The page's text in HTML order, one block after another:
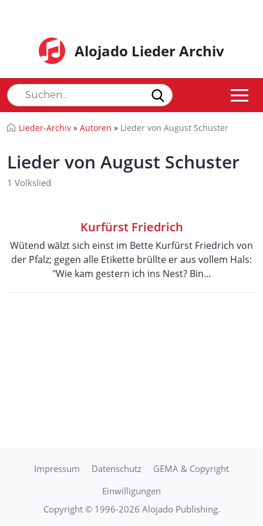
Alojado Lieder Archiv
Lieder-Archiv » Autoren » Lieder von August Schuster
Lieder von August Schuster
1 Volkslied
Kurfürst Friedrich
Wütend wälzt sich einst im Bette Kurfürst Friedrich von
der Pfalz; gegen alle Etikette brüllte er aus vollem Hals:
"Wie kam gestern ich ins Nest? Bin...
Impressum Datenschutz
GEMA & Copyright
Einwilligungen
Copyright © 1996-2026 Alojado Publishing.